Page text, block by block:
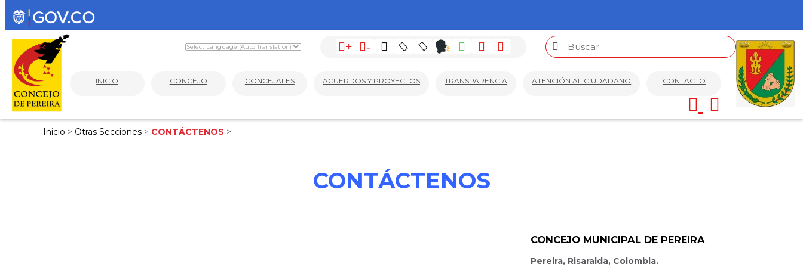
+ -
INICIO CONCEJO CONCEJALES ACUERDOS Y PROYECTOS TRANSPARENCIA ATENCIÓN AL CIUDADANO CONTACTO
Inicio > Otras Secciones > CONTÁCTENOS >
CONTÁCTENOS
CONCEJO MUNICIPAL DE PEREIRA
Pereira, Risaralda, Colombia.